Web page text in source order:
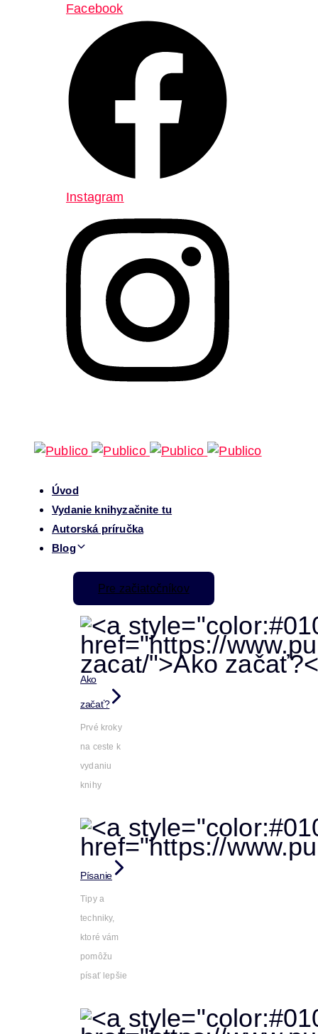
Facebook
Instagram
Úvod
Vydanie knihyzačnite tu
Autorská príručka
Blog
Pre začiatočníkov
Ako
začať?
Prvé kroky
na ceste k
vydaniu
knihy
Písanie
Tipy a
techniky,
ktoré vám
pomôžu
písať lepšie